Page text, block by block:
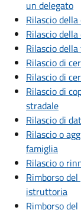
un delegato
Rilascio
Rilascio
Rilascio
Rilascio di
Rilascio di
Rilascio di
stradale
Rilascio di
Rilascio o
famiglia
Rilascio o
Rimborso
istruttoria
Rimborso